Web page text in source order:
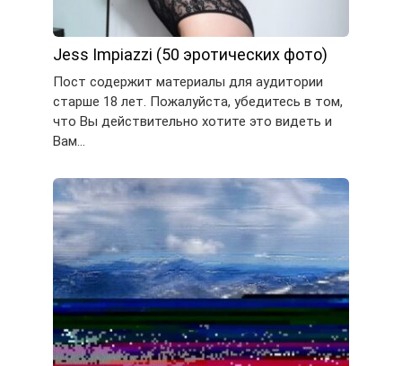
Jess Impiazzi (50 эротических фото)
Пост содержит материалы для аудитории
старше 18 лет. Пожалуйста, убедитесь в том,
что Вы действительно хотите это видеть и
Вам…